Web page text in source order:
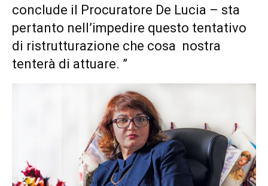
conclude il Procuratore De Lucia – sta
pertanto nell’impedire questo tentativo
di ristrutturazione che cosa nostra
tenterà di attuare. ”